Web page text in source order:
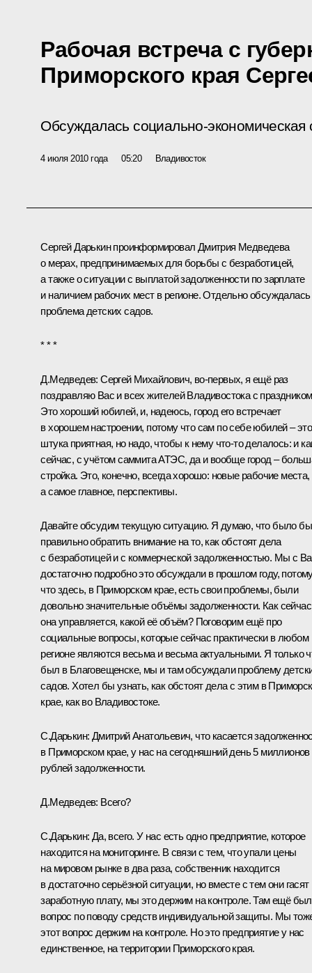
Рабочая встреча с
Приморского края
Обсуждалась социально-экономическая
4 июля 2010 года 05:20 Владивосток
Сергей Дарькинпроинформировал Дмитрия Медведева
о мерах, предпринимаемых для борьбы с безработицей,
а также о ситуации с выплатой задолженности по зарплате
и наличием рабочих мест в регионе. Отдельно обсуждалась
проблема детских садов.
* * *
Д.Медведев: Сергей Михайлович, во‑первых, я ещё раз
поздравляю Вас и всех жителей Владивостока с
Это хороший юбилей, и, надеюсь, город его встречает
в хорошем настроении, потому что сам по себе юбилей – это
штука приятная, но надо, чтобы к нему что‑то делалось: и
сейчас, с учётом саммита АТЭС, да и вообще город –
стройка. Это, конечно, всегда хорошо: новые рабочие места,
а самое главное, перспективы.
Давайте обсудим текущую ситуацию. Я думаю, что было бы
правильно обратить внимание на то, как обстоят дела
с безработицей и с коммерческой задолженностью. Мы с
достаточно подробно это обсуждали в прошлом году,
что здесь, в Приморском крае, есть свои проблемы, были
довольно значительные объёмы задолженности. Как сейчас
она управляется, какой её объём? Поговорим ещё про
социальные вопросы, которые сейчас практически в любом
регионе являются весьма и весьма актуальными. Я только
был в Благовещенске, мы и там обсуждали проблему
садов. Хотел бы узнать, как обстоят дела с этим в
крае, как во Владивостоке.
С.Дарькин: Дмитрий Анатольевич, что касается
в Приморском крае, у нас на сегодняшний день 5 миллионов
рублей задолженности.
Д.Медведев: Всего?
С.Дарькин: Да, всего. У нас есть одно предприятие, которое
находится на мониторинге. В связи с тем, что упали цены
на мировом рынке в два раза, собственник находится
в достаточно серьёзной ситуации, но вместе с тем они гасят
заработную плату, мы это держим на контроле. Там ещё был
вопрос по поводу средств индивидуальной защиты. Мы
этот вопрос держим на контроле. Но это предприятие у нас
единственное, на территории Приморского края.